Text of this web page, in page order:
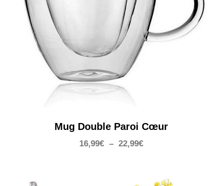
Mug Double Paroi Cœur
16,99€ – 22,99€Plage
16,99€